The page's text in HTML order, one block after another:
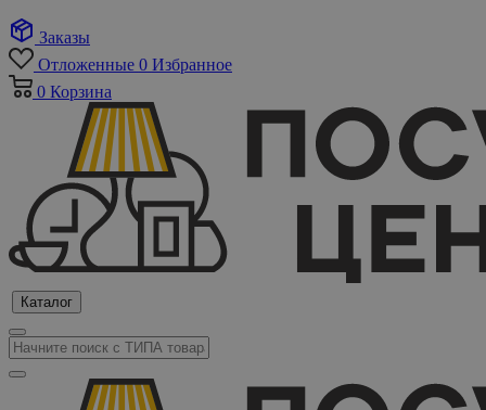
Заказы
Отложенные 0 Избранное
0 Корзина
Каталог